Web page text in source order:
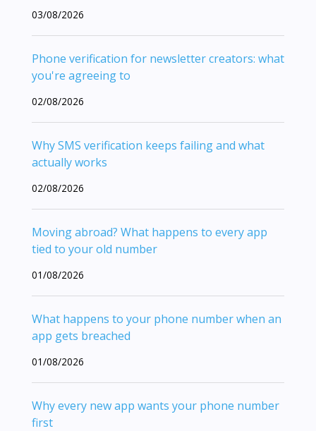
03/08/2026
Phone verification for newsletter creators: what
you're agreeing to
02/08/2026
Why SMS verification keeps failing and what
actually works
02/08/2026
Moving abroad? What happens to every app
tied to your old number
01/08/2026
What happens to your phone number when an
app gets breached
01/08/2026
Why every new app wants your phone number
first